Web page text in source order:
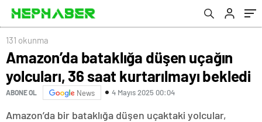
131 okunma
Amazon’da bataklığa düşen uçağın
yolcuları, 36 saat kurtarılmayı bekledi
ABONE OL News 4 Mayıs 2025 00:04
Amazon’da bir bataklığa düşen uçaktaki yolcular,